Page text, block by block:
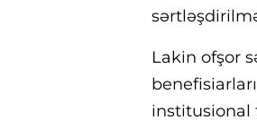
Lakin ofşor
institusional